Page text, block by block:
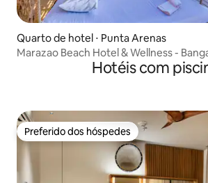
Quarto de hotel ⋅ Punta Arenas
Marazao Beach Hotel & Wellness -
Hotéis com
Preferido dos hóspedes
Preferido dos hóspedes